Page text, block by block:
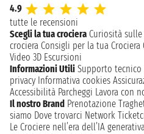
4.9
tutte le recensioni
Scegli la tua crociera Curiosità
crociera Consigli per la tua Crociera
Video 3D Escursioni
Informazioni Utili Supporto tecnico
privacy Informativa cookies
Accessibilità Parcheggi Lavora con
Il nostro Brand Prenotazione
siamo Dove trovarci Network
Le Crociere nell’era dell’IA generativa